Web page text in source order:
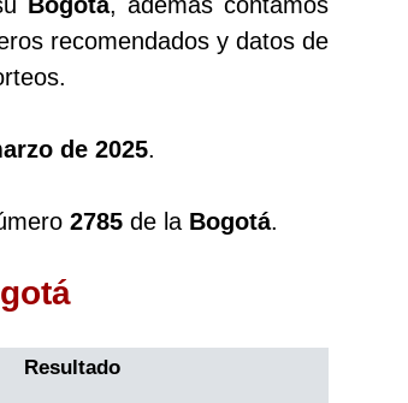
recomendados y datos de
de 2025.
2785 de la Bogotá.
Resultado